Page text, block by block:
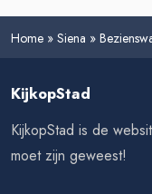
Home » Siena »
KijkopStad
KijkopStad is de
moet zijn geweest!